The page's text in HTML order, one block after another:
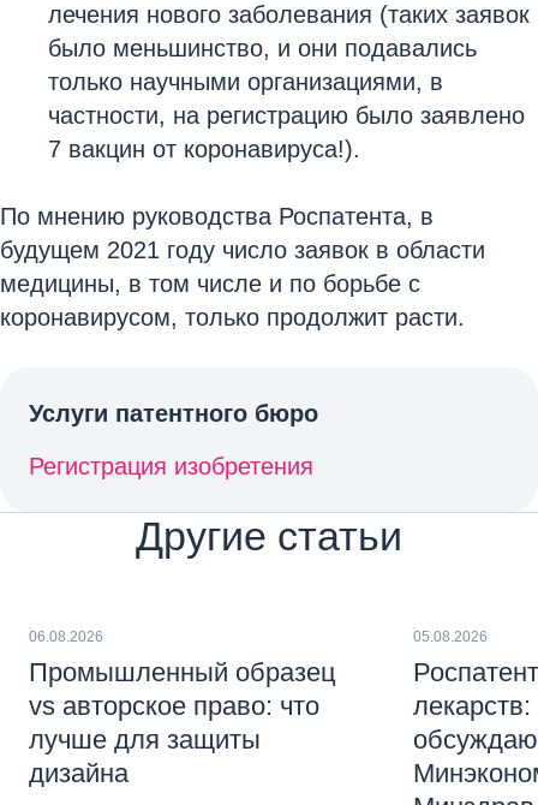
лечения нового заболевания (таких заявок
было меньшинство, и они подавались
только научными организациями, в
частности, на регистрацию было заявлено
7 вакцин от коронавируса!).
По мнению руководства Роспатента, в
будущем 2021 году число заявок в области
медицины, в том числе и по борьбе с
коронавирусом, только продолжит расти.
Услуги патентного бюро
Регистрация изобретения
Другие статьи
06.08.2026
Промышленный образец
vs авторское право: что
лучше для защиты
дизайна
05.08.2026
лекарств: